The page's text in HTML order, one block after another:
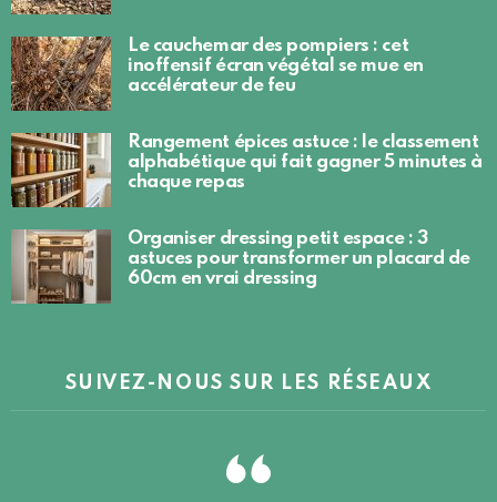
Le cauchemar des pompiers : cet
inoffensif écran végétal se mue en
accélérateur de feu
Rangement épices astuce : le classement
alphabétique qui fait gagner 5 minutes à
chaque repas
Organiser dressing petit espace : 3
astuces pour transformer un placard de
60cm en vrai dressing
SUIVEZ-NOUS SUR LES RÉSEAUX